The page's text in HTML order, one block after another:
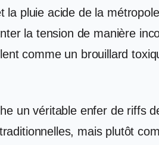
pluie acide de la
la tension de manière
comme un brouillard
un véritable enfer de riffs
mais plutôt